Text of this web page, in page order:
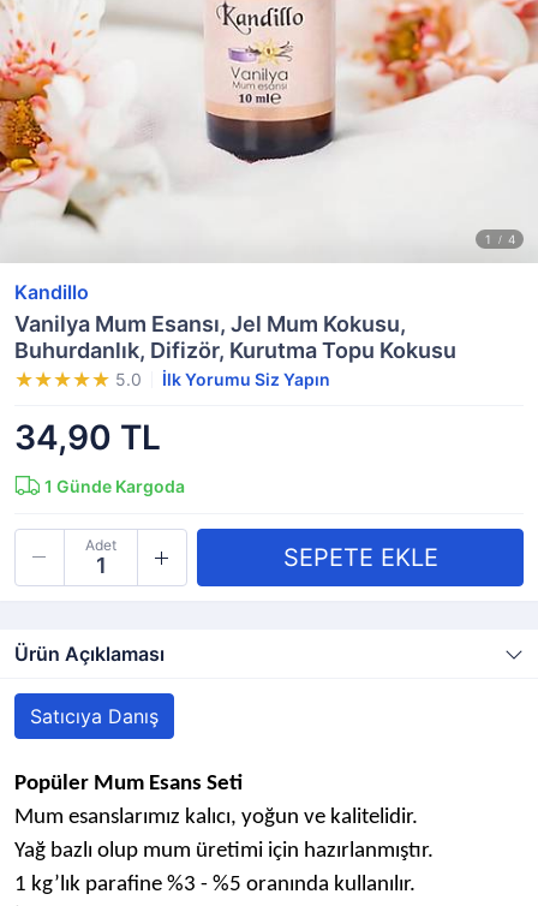
Kandillo
Vanilya Mum Esansı, Jel Mum Kokusu,
Buhurdanlık, Difizör, Kurutma Topu Kokusu
5.0 İlk Yorumu Siz Yapın
34,90 TL
1 Günde Kargoda
Adet
Ürün Açıklaması
Satıcıya Danış
Popüler Mum Esans Seti
Mum esanslarımız kalıcı, yoğun ve kalitelidir.
Yağ bazlı olup mum üretimi için hazırlanmıştır.
1 kg’lık parafine %3 - %5 oranında kullanılır.